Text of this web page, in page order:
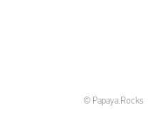
© Papaya.Rocks